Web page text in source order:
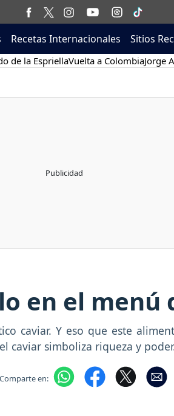
Recetas Internacionales Sitios
de la EspriellaVuelta a ColombiaJorge
en el menú
caviar. Y eso que este
caviar simboliza riqueza y
Comparte en: